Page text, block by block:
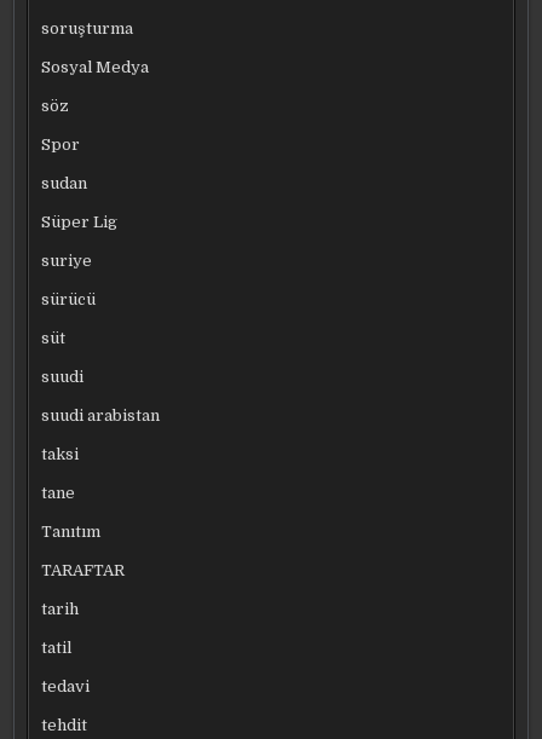
soruşturma
Sosyal Medya
söz
Spor
sudan
Süper Lig
suriye
sürücü
süt
suudi
suudi arabistan
taksi
tane
Tanıtım
TARAFTAR
tarih
tatil
tedavi
tehdit